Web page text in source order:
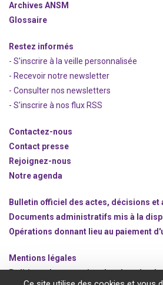
Archives ANSM
Glossaire
Restez informés
- S'inscrire à la veille personnalisée
- Recevoir notre newsletter
- Consulter nos newsletters
- S'inscrire à nos flux RSS
Contactez-nous
Contact presse
Rejoignez-nous
Notre agenda
Bulletin officiel des actes, décisions et
Documents administratifs mis à la
Opérations donnant lieu au paiement
Mentions légales
Politique de protection des données à